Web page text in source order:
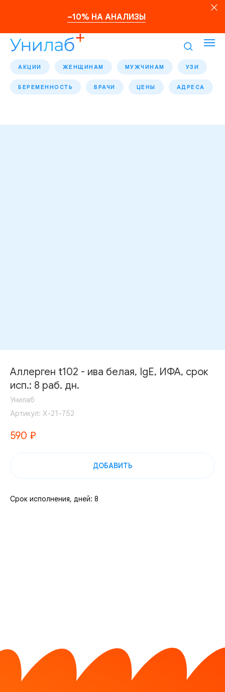
–10% НА АНАЛИЗЫ
АКЦИИ ЖЕНЩИНАМ МУЖЧИНАМ УЗИ
БЕРЕМЕННОСТЬ ВРАЧИ ЦЕНЫ АДРЕСА
Аллерген t102 - ива белая, IgE, ИФА, срок
исп.: 8 раб. дн.
Унилаб
Артикул: Х-21-752
590 ₽
ДОБАВИТЬ
Срок исполнения, дней: 8